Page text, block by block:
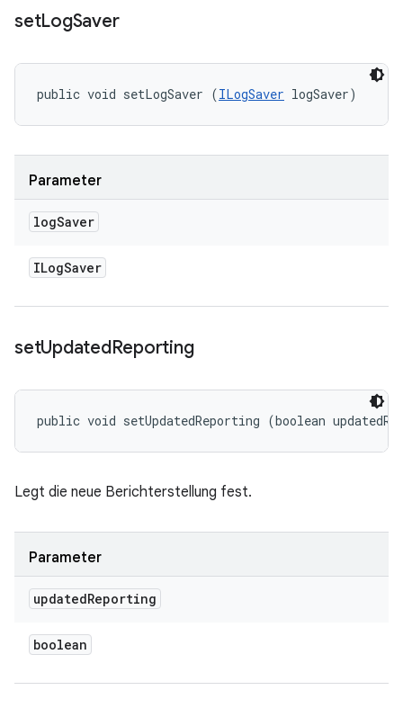
setLogSaver
public void setLogSaver (ILogSaver logSaver)
Parameter
logSaver
ILogSaver
setUpdatedReporting
public void setUpdatedReporting (boolean
Legt die neue Berichterstellung fest.
Parameter
updatedReporting
boolean